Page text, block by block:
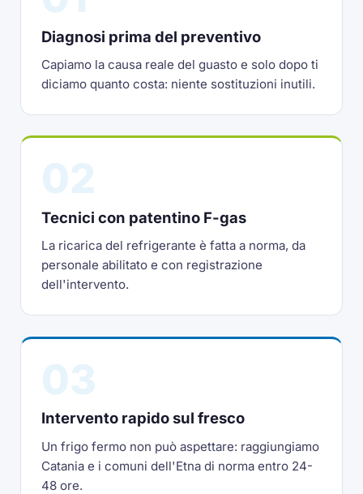
Diagnosi prima del preventivo
Capiamo la causa reale del guasto e solo dopo ti
diciamo quanto costa: niente sostituzioni inutili.
Tecnici con patentino F-gas
La ricarica del refrigerante è fatta a norma, da
personale abilitato e con registrazione
dell'intervento.
Intervento rapido sul fresco
Un frigo fermo non può aspettare: raggiungiamo
Catania e i comuni dell'Etna di norma entro 24-
48 ore.